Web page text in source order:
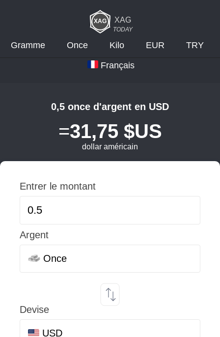
XAG
TODAY
Gramme Once Kilo EUR TRY
Français
0,5 once d'argent en USD
=31,75 $US
dollar américain
Entrer le montant
Argent
Once
Devise
USD